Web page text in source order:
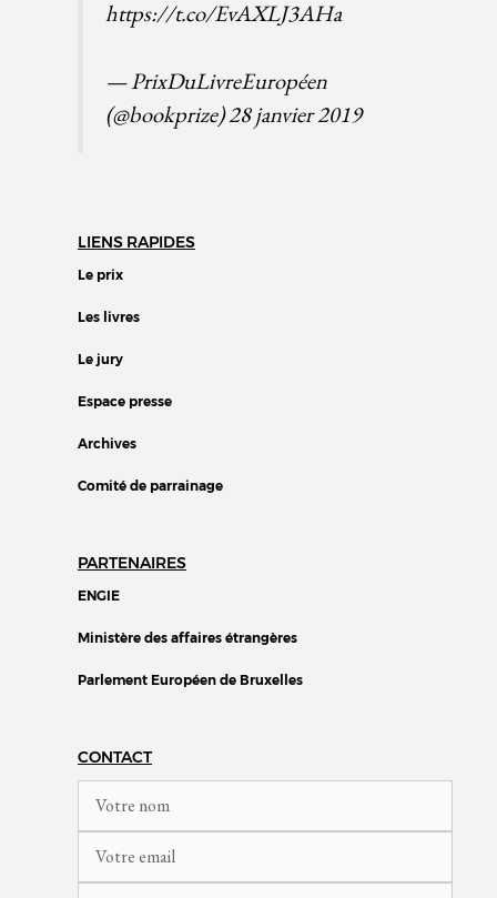
https://t.co/EvAXLJ3AHa
— PrixDuLivreEuropéen
(@bookprize)28 janvier 2019
LIENS RAPIDES
Le prix
Les livres
Le jury
Espace presse
Archives
Comité de parrainage
PARTENAIRES
ENGIE
Ministère des affaires étrangères
Parlement Européen de Bruxelles
CONTACT